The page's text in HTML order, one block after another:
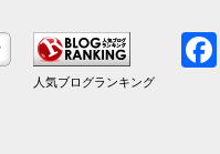
人気ブログランキング